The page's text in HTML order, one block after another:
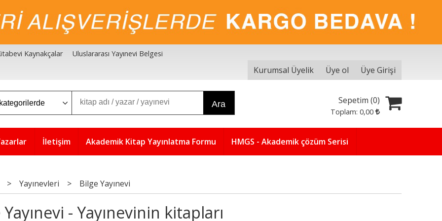
Kaynakçalar Uluslararası Yayınevi Belgesi
Kurumsal Üyelik Üye ol Üye Girişi
Ara Sepetim (0)
Toplam:0,00
İletişim Akademik Kitap Yayınlatma Formu HMGS - Akademik çözüm Serisi
%5 %5
> Yayınevleri > Bilge Yayınevi
- Yayınevinin kitapları